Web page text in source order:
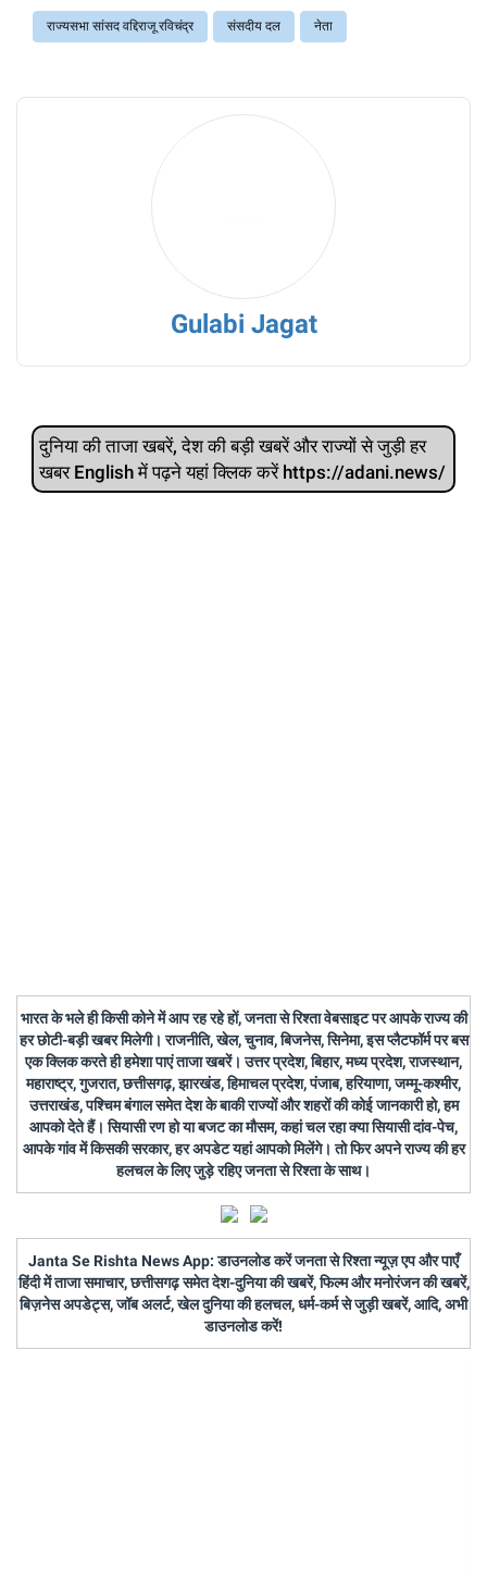
राज्यसभा सांसद वद्दिराजू रविचंद्र संसदीय दल नेता
Gulabi Jagat
दुनिया की ताजा खबरें, देश की बड़ी खबरें और राज्‍यों से जुड़ी हर
खबर English में पढ़ने यहां क्लिक करें https://adani.news/
भारत के भले ही किसी कोने में आप रह रहे हों, जनता से रिश्ता वेबसाइट पर आपके राज्य की
हर छोटी-बड़ी खबर मिलेगी। राजनीति, खेल, चुनाव, बिजनेस, सिनेमा, इस प्लैटफॉर्म पर बस
एक क्लिक करते ही हमेशा पाएं ताजा खबरें। उत्तर प्रदेश, बिहार, मध्य प्रदेश, राजस्थान,
महाराष्ट्र, गुजरात, छत्तीसगढ़, झारखंड, हिमाचल प्रदेश, पंजाब, हरियाणा, जम्मू-कश्मीर,
उत्तराखंड, पश्चिम बंगाल समेत देश के बाकी राज्यों और शहरों की कोई जानकारी हो, हम
आपको देते हैं। सियासी रण हो या बजट का मौसम, कहां चल रहा क्या सियासी दांव-पेच,
आपके गांव में किसकी सरकार, हर अपडेट यहां आपको मिलेंगे। तो फिर अपने राज्य की हर
हलचल के लिए जुड़े रहिए जनता से रिश्ता के साथ।
Janta Se Rishta News App: डाउनलोड करें जनता से रिश्ता न्यूज़ एप और पाएँ
हिंदी में ताजा समाचार, छत्तीसगढ़ समेत देश-दुनिया की खबरें, फिल्म और मनोरंजन की खबरें,
बिज़नेस अपडेट्स, जॉब अलर्ट, खेल दुनिया की हलचल, धर्म-कर्म से जुड़ी खबरें, आदि, अभी
डाउनलोड करें!